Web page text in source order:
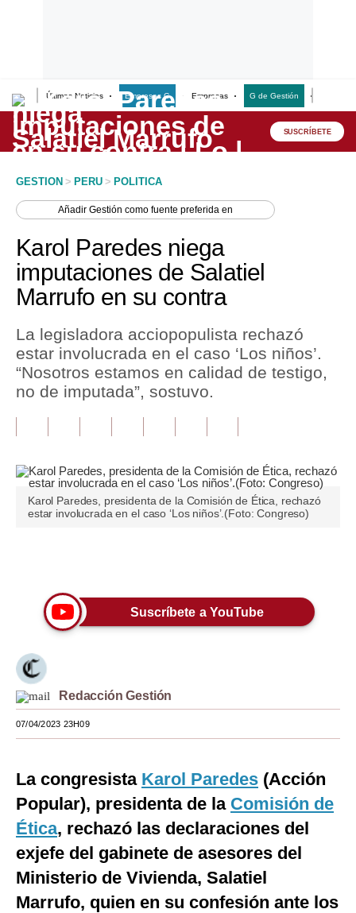
Últimas Noticias Empresas G Empresas G de Gestión
Lo último
Peru Quiosco
Economía
Mercados
Política
Tu Dinero
Finanzas Personales
Plus G
Opinión
Blogs
Lujo
Viajes
Mundo
EEUU
México
España
SUSCRÍBETE
GESTION > PERU > POLITICA
AñadirGestión como fuente preferida en
Karol Paredes niega
imputaciones de Salatiel
Marrufo en su contra
La legisladora acciopopulista rechazó
estar involucrada en el caso ‘Los niños’.
“Nosotros estamos en calidad de testigo,
no de imputada”, sostuvo.
Karol Paredes, presidenta de la Comisión de Ética, rechazó
estar involucrada en el caso ‘Los niños’.(Foto: Congreso)
Suscríbete a YouTube
Redacción Gestión
07/04/2023 23H09
La congresista Karol Paredes (Acción
Popular), presidenta de la Comisión de
Ética, rechazó las declaraciones del
exjefe del gabinete de asesores del
Ministerio de Vivienda, Salatiel
Marrufo, quien en su confesión ante los